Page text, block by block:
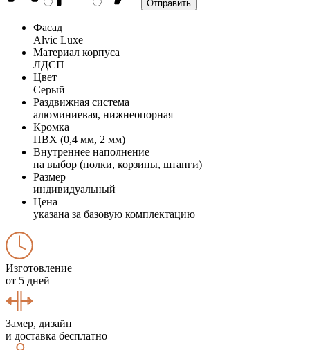
Фасад
Alvic Luxe
Материал корпуса
ЛДСП
Цвет
Серый
Раздвижная система
алюминиевая, нижнеопорная
Кромка
ПВХ (0,4 мм, 2 мм)
Внутреннее наполнение
на выбор (полки, корзины, штанги)
Размер
индивидуальный
Цена
указана за базовую комплектацию
Изготовление
от 5 дней
Замер, дизайн
и доставка бесплатно